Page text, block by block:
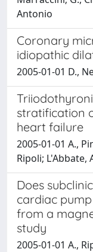
Antonio
Coronary
idiopathic
2005-01-01 D.,
stratification
heart failure
2005-01-01 A.,
Ripoli; L'Abbate,
Does
cardiac
from a
study
2005-01-01 A.,